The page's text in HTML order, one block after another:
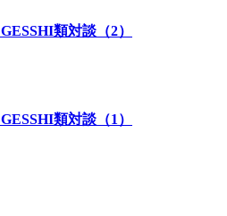
類対談（2）
類対談（1）